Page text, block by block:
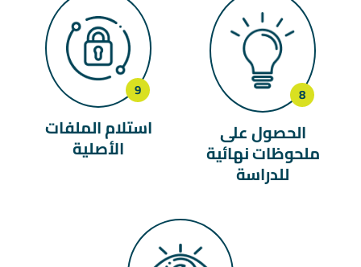
الحصول على
ملحوظات نهائية
للدراسة
استلام الملفات
الأصلية